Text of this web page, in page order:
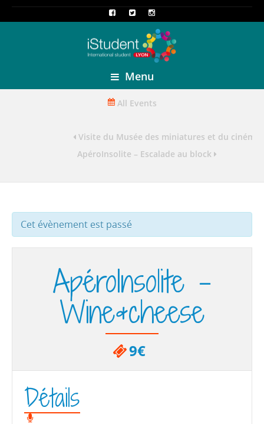
Menu
All Events
Visite du Musée des miniatures et du cinéma
ApéroInsolite – Escalade au block
Cet évènement est passé
ApéroInsolite –
Wine&cheese
9€
Détails